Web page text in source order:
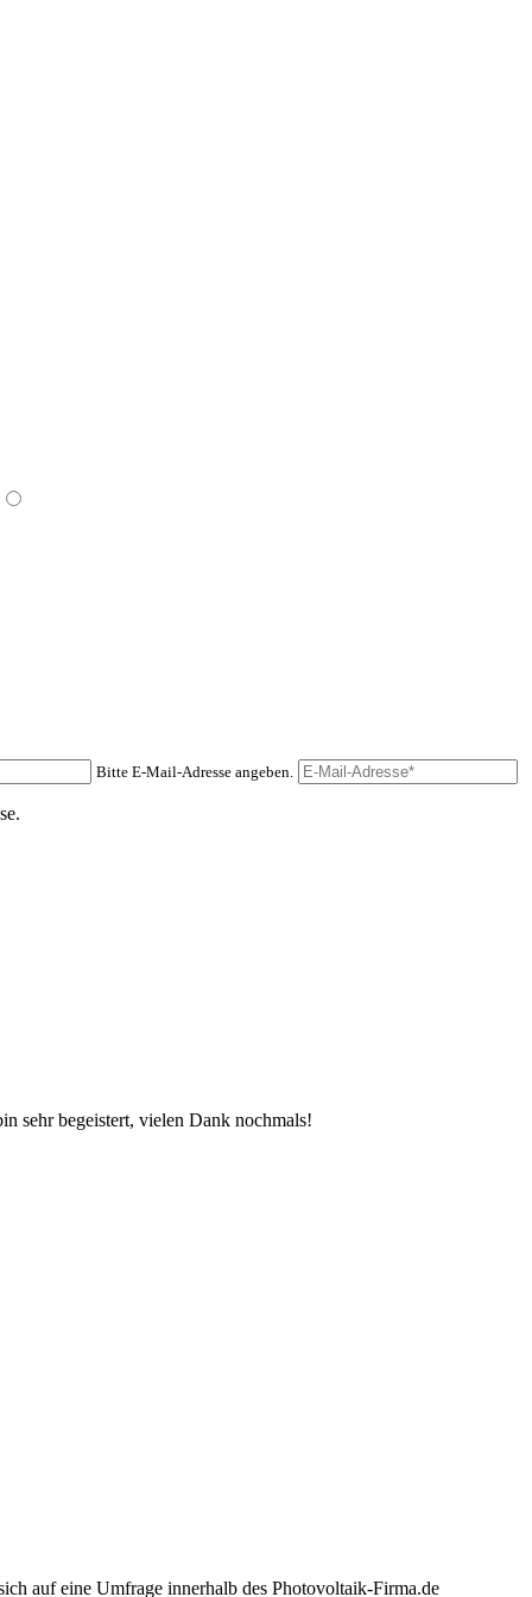
Bitte E-Mail-Adresse angeben.
sehr begeistert, vielen Dank nochmals!
auf eine Umfrage innerhalb des Photovoltaik-Firma.de